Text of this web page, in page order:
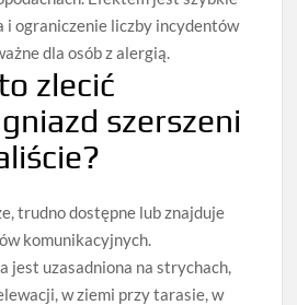
i ograniczenie liczby incydentów
dla osób z alergią.
zlecić
szerszeni
trudno dostępne lub znajduje
komunikacyjnych.
jest uzasadniona na strychach,
w ziemi przy tarasie, w